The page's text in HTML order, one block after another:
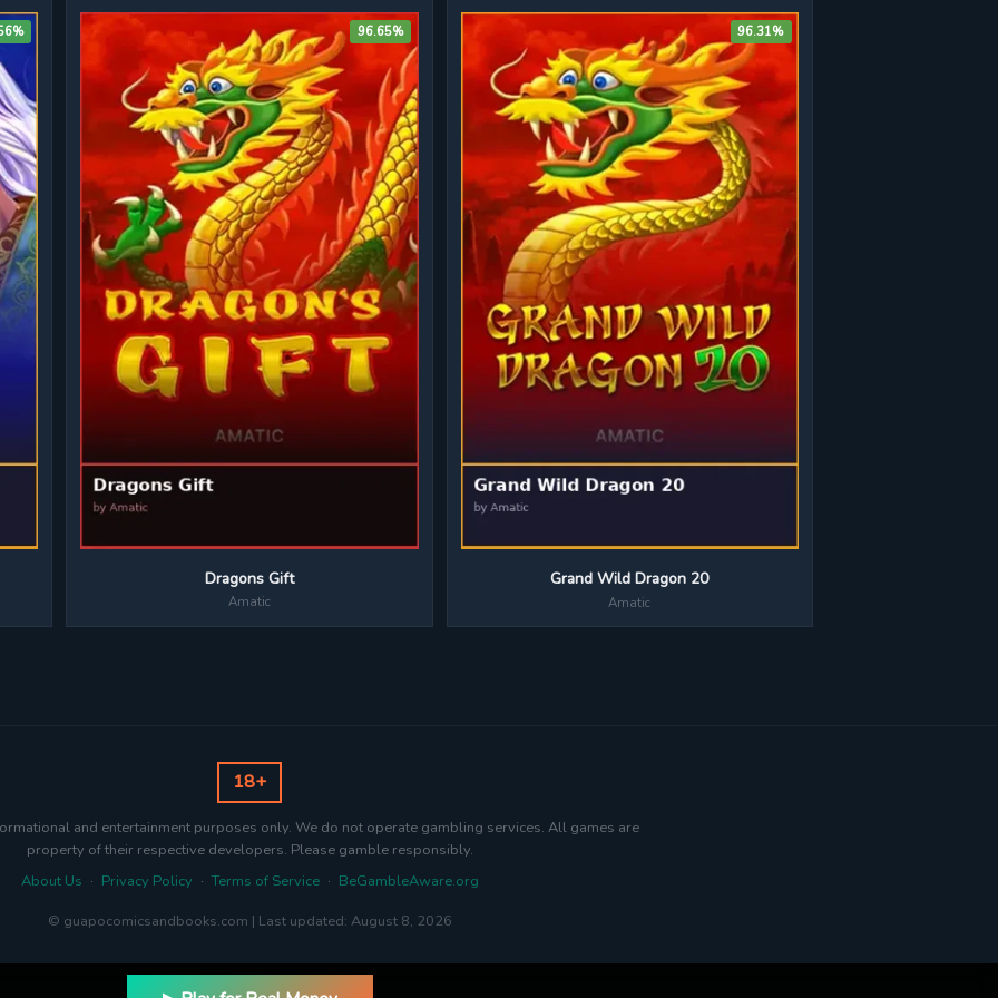
96.65%
Dragons Gift
Amatic
96.31%
Grand Wild Dragon 20
Amatic
18+
and entertainment purposes only. We do not operate gambling services. All games are
property of their respective developers. Please gamble responsibly.
About Us · Privacy Policy · Terms of Service · BeGambleAware.org
© guapocomicsandbooks.com | Last updated: August 8, 2026